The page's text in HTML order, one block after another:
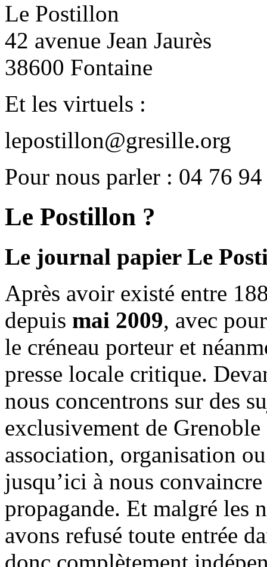
Le Postillon
42 avenue Jean Jaurès
38600 Fontaine
Et les virtuels :
lepostillon@gresille.org
Pour nous parler : 04 76
Le Postillon ?
Le journal papier Le
Après avoir existé entre
depuis mai 2009, avec
le créneau porteur et
presse locale critique.
nous concentrons sur des
exclusivement de
association, organisation
jusqu’ici à nous
propagande. Et malgré les
avons refusé toute entrée